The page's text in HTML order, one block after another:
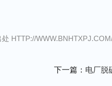
HTTP://
下一篇： 电厂脱